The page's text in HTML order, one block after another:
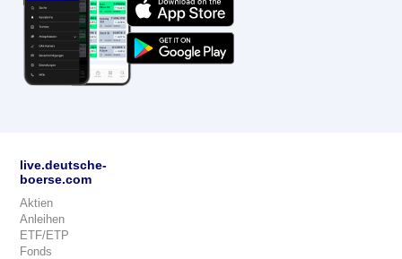
live.deutsche-
boerse.com
Aktien
Anleihen
ETF/ETP
Fonds